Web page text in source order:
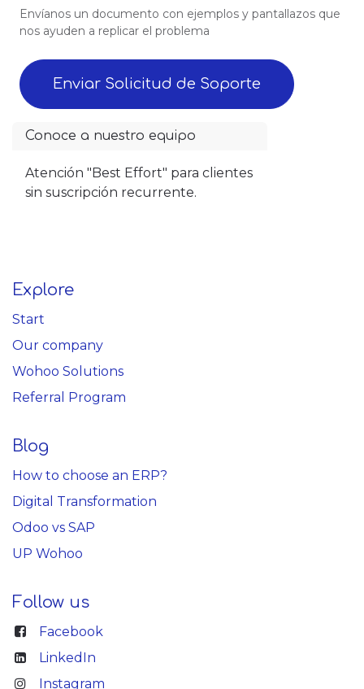
Envíanos un documento con ejemplos y pantallazos que
nos ayuden a replicar el problema
Enviar Solicitud de Soporte
Conoce a nuestro equipo
Atención "Best Effort" para clientes
sin suscripción recurrente.
Explore
Start
Our company
Wohoo Solutions
Referral Program
Blog
How to choose an ERP?
Digital Transformation
Odoo vs SAP
UP Wohoo
Follow us
Facebook
LinkedIn
Instagram